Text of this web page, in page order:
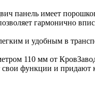
панель имеет
гармонично
и удобным в
110 мм от
функции и придают